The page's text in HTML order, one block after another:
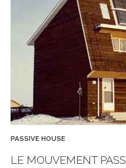
PASSIVE HOUSE
LE MOUVEMENT